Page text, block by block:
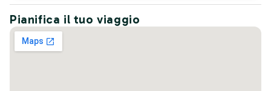
Pianifica il tuo viaggio